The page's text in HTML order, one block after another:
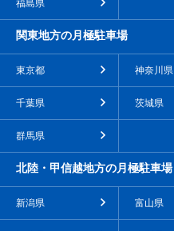
福島県
関東地方の月極駐車場
東京都 神奈川県
千葉県 茨城県
群馬県
北陸・甲信越地方の月極駐車場
新潟県 富山県